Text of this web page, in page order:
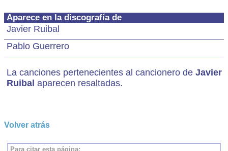
Aparece en la discografía de
Javier Ruibal
Pablo Guerrero
La canciones pertenecientes al cancionero de Javier
Ruibal aparecen resaltadas.
Volver atrás
Para citar esta página: